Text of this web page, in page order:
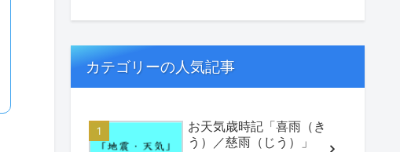
カテゴリーの人気記事
お天気歳時記「喜雨（き
う）／慈雨（じう）」